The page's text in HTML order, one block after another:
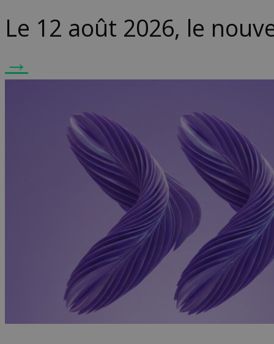
Le 12 août 2026, le
→